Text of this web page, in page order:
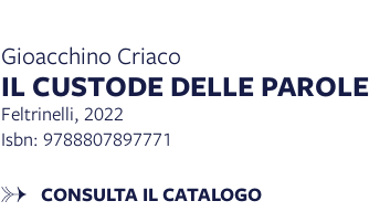
Gioacchino Criaco
IL CUSTODE DELLE PAROLE
Feltrinelli, 2022
Isbn: 9788807897771
CONSULTA IL CATALOGO